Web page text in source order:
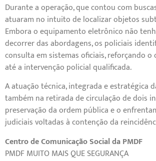
Durante a operação, que contou com
atuaram no intuito de localizar objetos
Embora o equipamento eletrônico não
decorrer das abordagens, os policiais
consulta em sistemas oficiais, reforçando
até a intervenção policial qualificada.
A atuação técnica, integrada e estratégica
também na retirada de circulação de dois
preservação da ordem pública e o
judiciais voltadas à contenção da
Centro de Comunicação Social da PMDF
PMDF MUITO MAIS QUE SEGURANÇA